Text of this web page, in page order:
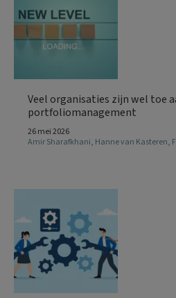
Veel organisaties zijn wel toe
portfoliomanagement
26 mei 2026
Amir Sharafkhani, Hanne van Kasteren,